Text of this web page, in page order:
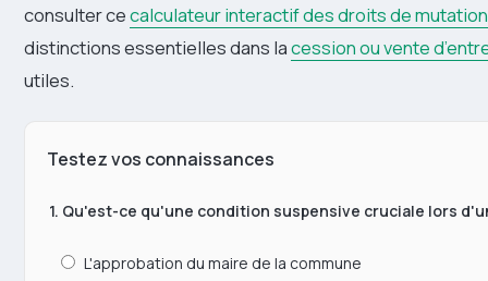
consulter cecalculateur interactif des droits de mutation
distinctions essentielles dans lacession ou vente
utiles.
Testez vos connaissances
1. Qu'est-ce qu'une condition suspensive cruciale lors
L'approbation du maire de la commune